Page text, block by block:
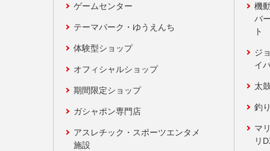
ゲームセンター
テーマパーク・ゆうえんち
体験型ショップ
オフィシャルショップ
期間限定ショップ
ガシャポン専門店
アスレチック・スポーツエンタメ
施設
機
バ
ト
ジ
イ
太
釣
マ
リ